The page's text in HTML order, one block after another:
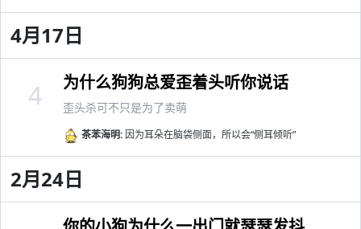
4月17日
为什么狗狗总爱歪着头听你说话
歪头杀可不只是为了卖萌
茶苯海明: 因为耳朵在脑袋侧面，所以会“侧耳倾听”
4
2月24日